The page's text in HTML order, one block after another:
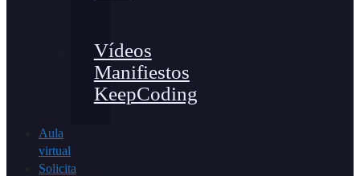
Vídeos
Manifiestos
KeepCoding
Aula
virtual
Solicita